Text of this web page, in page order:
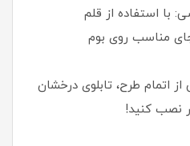
با استفاده از قلم
مناسب روی بوم
اتمام طرح، تابلوی درخشان
نصب کنید!